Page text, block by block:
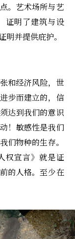
。艺术场所与艺
证明了建筑与设
并提供庇护。
和经济风险，世
步而建立的，信
达到我们的意识
！敏感性是我们
们物种的生存。
权宣言》就是证
的人格。至少在